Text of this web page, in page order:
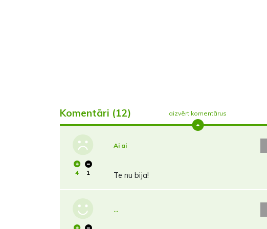
Komentāri (12) aizvērt komentārus
4 1
Ai ai
Te nu bija!
...